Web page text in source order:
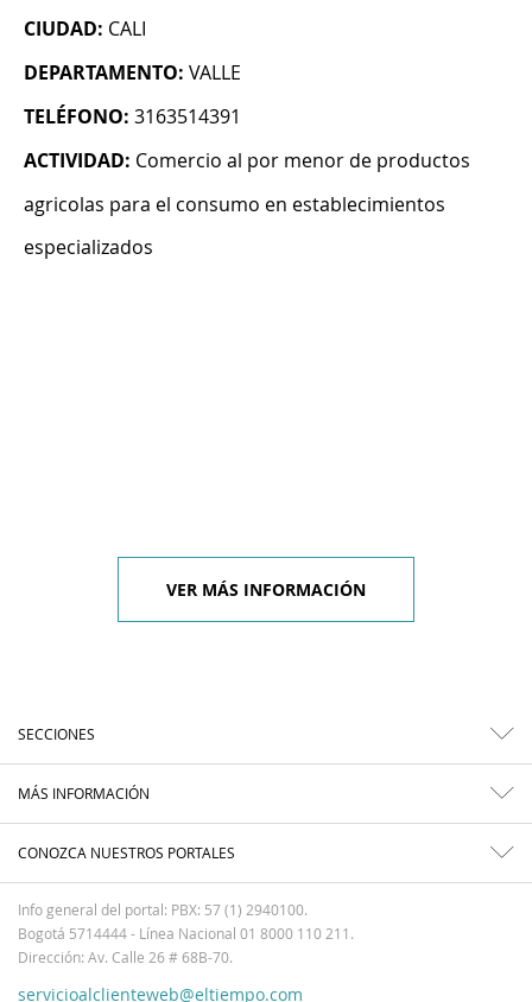
CIUDAD: CALI
DEPARTAMENTO: VALLE
TELÉFONO: 3163514391
ACTIVIDAD: Comercio al por menor de productos
agricolas para el consumo en establecimientos
especializados
VER MÁS INFORMACIÓN
SECCIONES
MÁS INFORMACIÓN
CONOZCA NUESTROS PORTALES
Info general del portal: PBX: 57 (1) 2940100.
Bogotá 5714444 - Línea Nacional 01 8000 110 211.
Dirección: Av. Calle 26 # 68B-70.
servicioalclienteweb@eltiempo.com